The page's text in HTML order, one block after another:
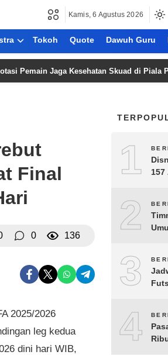
Kamis, 6 Agustus 2026
Tokoh Quote Dawuh Guru
Jaga Kesehatan Skuad di Piala Presiden
Final
0 136
2025/2026
leg kedua
dini hari WIB,
1
157
2
3
4